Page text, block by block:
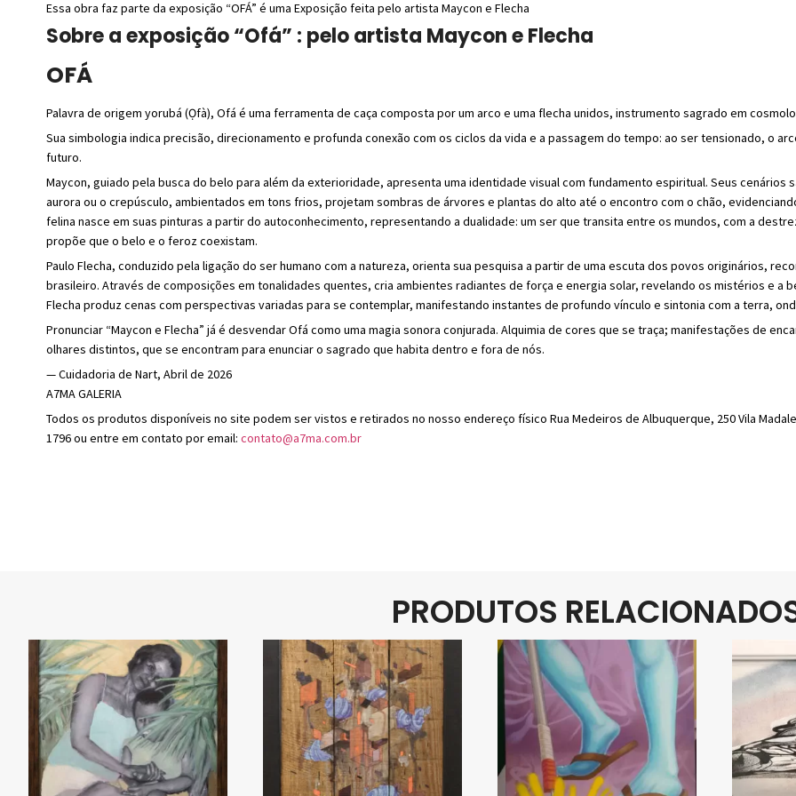
Essa obra faz parte da exposição “OFÁ” é uma Exposição feita pelo artista Maycon e Flecha
Sobre a exposição “Ofá” : pelo artista Maycon e Flecha
OFÁ
Palavra de origem yorubá (Ọfà), Ofá é uma ferramenta de caça composta por um arco e uma flecha unidos, instrumento sagrado em
Sua simbologia indica precisão, direcionamento e profunda conexão com os ciclos da vida e a passagem do tempo: ao ser tensionado, o
futuro.
Maycon, guiado pela busca do belo para além da exterioridade, apresenta uma identidade visual com fundamento espiritual. Seus
aurora ou o crepúsculo, ambientados em tons frios, projetam sombras de árvores e plantas do alto até o encontro com o chão,
felina nasce em suas pinturas a partir do autoconhecimento, representando a dualidade: um ser que transita entre os mundos, com a
propõe que o belo e o feroz coexistam.
Paulo Flecha, conduzido pela ligação do ser humano com a natureza, orienta sua pesquisa a partir de uma escuta dos povos originários,
brasileiro. Através de composições em tonalidades quentes, cria ambientes radiantes de força e energia solar, revelando os mistérios e a
Flecha produz cenas com perspectivas variadas para se contemplar, manifestando instantes de profundo vínculo e sintonia com a terra,
Pronunciar “Maycon e Flecha” já é desvendar Ofá como uma magia sonora conjurada. Alquimia de cores que se traça; manifestações de
olhares distintos, que se encontram para enunciar o sagrado que habita dentro e fora de nós.
— Cuidadoria de Nart, Abril de 2026
A7MA GALERIA
Todos os produtos disponíveis no site podem ser vistos e retirados no nosso endereço físico Rua Medeiros de Albuquerque, 250 Vila
1796 ou entre em contato por email: contato@a7ma.com.br
PRODUTOS